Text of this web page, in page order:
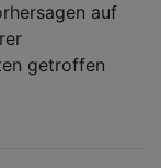
auf
getroffen